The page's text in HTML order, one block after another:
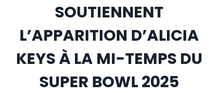
SOUTIENNENT
L’APPARITION D’ALICIA
KEYS À LA MI-TEMPS DU
SUPER BOWL 2025